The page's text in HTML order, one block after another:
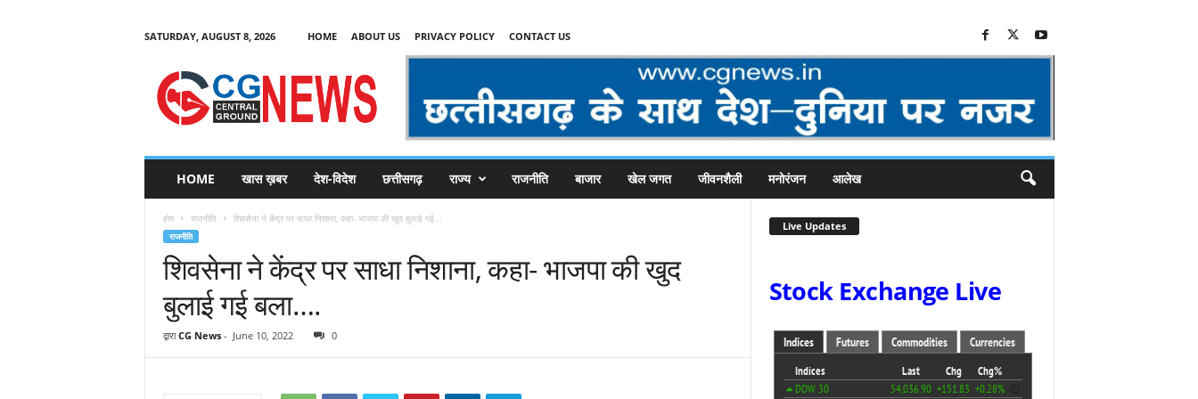
SATURDAY, AUGUST 8, 2026 HOME ABOUT US PRIVACY POLICY CONTACT US
C
HOME खास ख़बर देश-विदेश छत्तीसगढ़ राज्य राजनीति बाजार खेल जगत जीवनशैली मनोरंजन आलेख
होम राजनीति शिवसेना ने केंद्र पर साधा निशाना, कहा- भाजपा की खुद बुलाई गई...
राजनीति
शिवसेना ने केंद्र पर साधा निशाना, कहा- भाजपा की खुद
बुलाई गई बला….
द्वारा CG News- June 10, 2022 0
Live Updates
Stock Exchange Live